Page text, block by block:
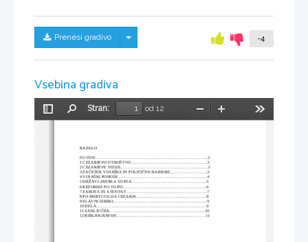
Prenesi gradivo Skrij/prikaži meni -4
Vsebina gradiva
Preklopi
Stran:
od 12
Pomanjšaj
KAZALO
0 UVOD................................................................................2
1 CEZARJEVO OTROŠTVO......................................................3
2 CEZARJEVE VIZIJE..............................................................3
3 ZAČETEK VOJAŠKE IN POLITIČNE KARIERE...........................3
4 VOJAŠKI POHODI...............................................................4
5 DRŽAVLJANSKA VOJNA......................................................5
6 REFORME PO VOJNI............................................................6
7 ZAROTA IN ATENTAT.........................................................7
8 PO SMRTI JULIJA CEZARJA..................................................8
9 SLAVNI IZREKI..................................................................9
10 DELA..............................................................................9
11 ZAKLJUČEK....................................................................10
12 BIBLIOGRAFIJA...............................................................11